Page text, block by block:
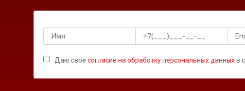
Даю свое согласие на обработку персональных данныхв